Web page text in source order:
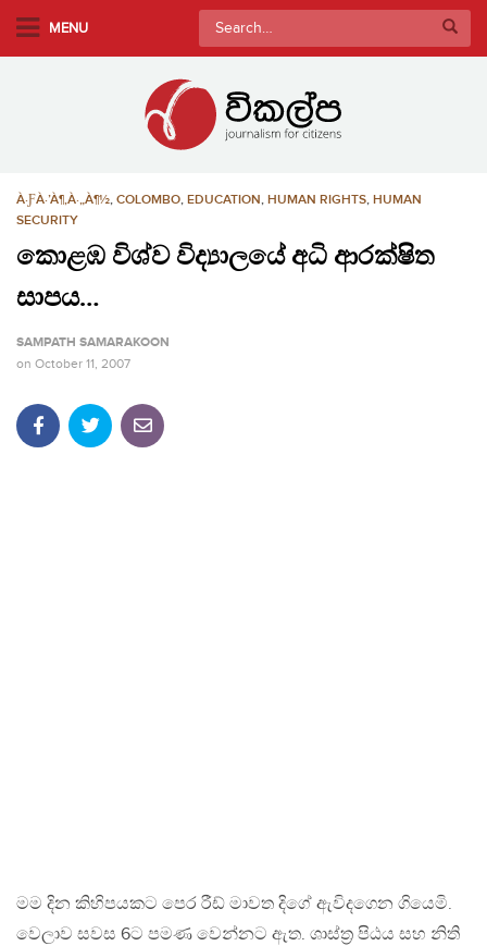
MENU
Search
for:
À·ƑÀ·’À¶‚À·„À¶½, COLOMBO, EDUCATION, HUMAN RIGHTS, HUMAN
SECURITY
කොළඹ විශ්ව විද්‍යාලයේ අධි ආරක්ෂිත
සාපය…
SAMPATH SAMARAKOON
on October 11, 2007
මම දින කිහිපයකට පෙර රීඩ් මාවත දිගේ ඇවිදගෙන ගියෙමි.
වෙලාව සවස 6ට පමණ වෙන්නට ඇත. ශාස්ත්‍ර පිඨය සහ නිති